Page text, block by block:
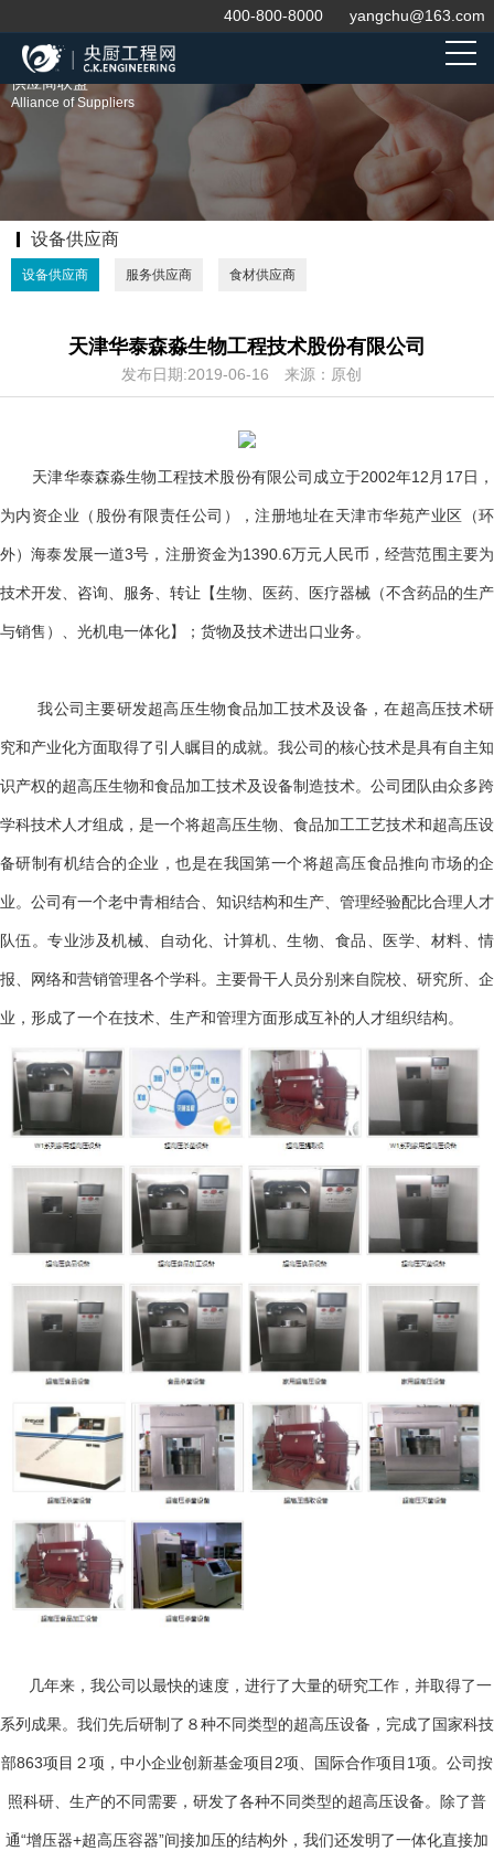
400-800-8000 yangchu@163.com
供应商联盟
Alliance of Suppliers
设备供应商
设备供应商 服务供应商 食材供应商
天津华泰森淼生物工程技术股份有限公司
发布日期:2019-06-16 来源：原创
天津华泰森淼生物工程技术股份有限公司成立于2002年12月17日，
为内资企业（股份有限责任公司），注册地址在天津市华苑产业区（环
外）海泰发展一道3号，注册资金为1390.6万元人民币，经营范围主要为
技术开发、咨询、服务、转让【生物、医药、医疗器械（不含药品的生产
与销售）、光机电一体化】；货物及技术进出口业务。
我公司主要研发超高压生物食品加工技术及设备，在超高压技术研
究和产业化方面取得了引人瞩目的成就。我公司的核心技术是具有自主知
识产权的超高压生物和食品加工技术及设备制造技术。公司团队由众多跨
学科技术人才组成，是一个将超高压生物、食品加工工艺技术和超高压设
备研制有机结合的企业，也是在我国第一个将超高压食品推向市场的企
业。公司有一个老中青相结合、知识结构和生产、管理经验配比合理人才
队伍。专业涉及机械、自动化、计算机、生物、食品、医学、材料、情
报、网络和营销管理各个学科。主要骨干人员分别来自院校、研究所、企
业，形成了一个在技术、生产和管理方面形成互补的人才组织结构。
几年来，我公司以最快的速度，进行了大量的研究工作，并取得了一
系列成果。我们先后研制了８种不同类型的超高压设备，完成了国家科技
部863项目２项，中小企业创新基金项目2项、国际合作项目1项。公司按
照科研、生产的不同需要，研发了各种不同类型的超高压设备。除了普
通“增压器+超高压容器”间接加压的结构外，我们还发明了一体化直接加